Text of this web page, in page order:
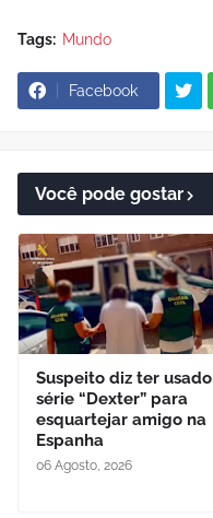
Tags: Mundo
Facebook
Você pode gostar
Suspeito diz ter usado
série “Dexter” para
esquartejar amigo na
Espanha
06 Agosto, 2026